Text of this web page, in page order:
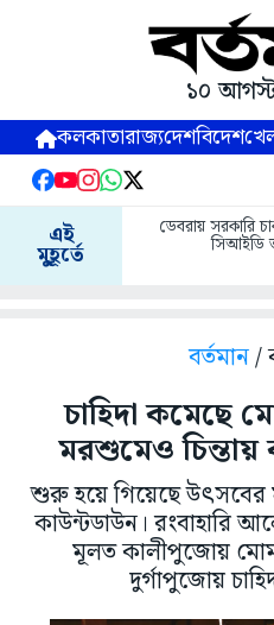
১০
কলকাতারাজ্যদেশবিদেশ
এই
মুহূর্তে
ডেবরায় সরকারি
সিআইডি
বর্তমান/
চাহিদা কমেছে
মরশুমেও চিন্তায়
শুরু হয়ে গিয়েছে
কাউন্টডাউন। রংবাহারি
মূলত কালীপুজোয়
দুর্গাপুজোয়